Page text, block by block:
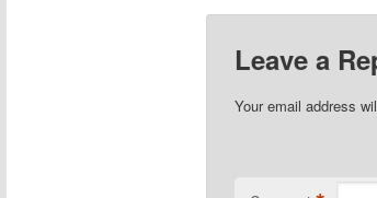
Leave a
Your email address